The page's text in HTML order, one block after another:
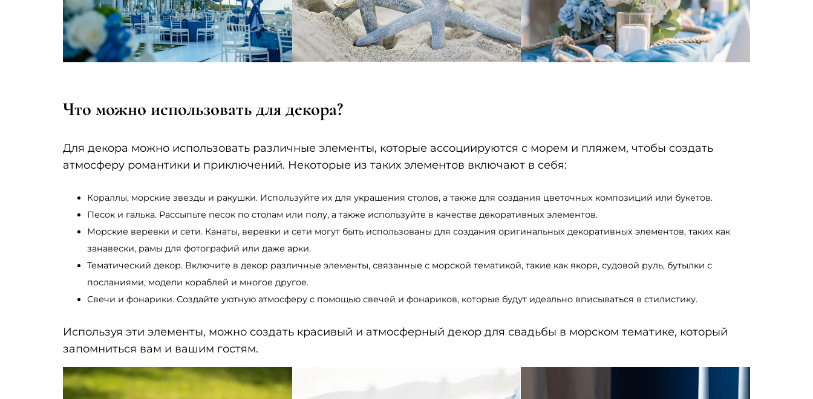
Что можно использовать для декора?
Для декора можно использовать различные элементы, которые ассоциируются с морем и пляжем, чтобы создать
атмосферу романтики и приключений. Некоторые из таких элементов включают в себя:
Кораллы, морские звезды и ракушки. Используйте их для украшения столов, а также для создания цветочных композиций или букетов.
Песок и галька. Рассыпьте песок по столам или полу, а также используйте в качестве декоративных элементов.
Морские веревки и сети. Канаты, веревки и сети могут быть использованы для создания оригинальных декоративных элементов, таких как
занавески, рамы для фотографий или даже арки.
Тематический декор. Включите в декор различные элементы, связанные с морской тематикой, такие как якоря, судовой руль, бутылки с
посланиями, модели кораблей и многое другое.
Свечи и фонарики. Создайте уютную атмосферу с помощью свечей и фонариков, которые будут идеально вписываться в стилистику.
Используя эти элементы, можно создать красивый и атмосферный декор для свадьбы в морском тематике, который
запомниться вам и вашим гостям.